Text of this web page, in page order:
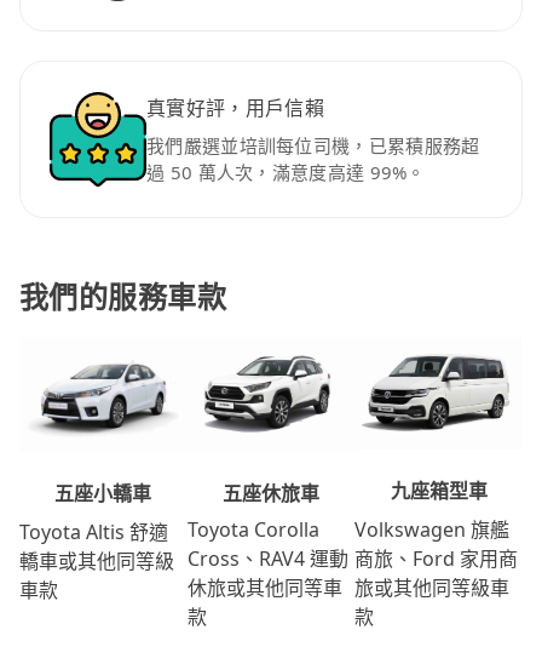
真實好評，用戶信賴
我們嚴選並培訓每位司機，已累積服務超
過 50 萬人次，滿意度高達 99%。
我們的服務車款
五座小轎車
Toyota Altis 舒適
轎車或其他同等級
車款
五座休旅車
Toyota Corolla
Cross、RAV4 運動
休旅或其他同等車
款
九座箱型車
Volkswagen 旗艦
商旅、Ford 家用商
旅或其他同等級車
款